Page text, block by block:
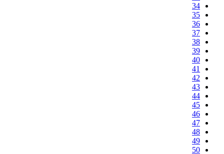
34
35
36
37
38
39
40
41
42
43
44
45
46
47
48
49
50